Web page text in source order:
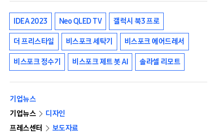
IDEA 2023 Neo QLED TV 갤럭시 북3 프로
더 프리스타일 비스포크 세탁기 비스포크 에어드레서
비스포크 정수기 비스포크 제트 봇 AI 솔라셀 리모트
기업뉴스
기업뉴스
디자인
프레스센터
보도자료